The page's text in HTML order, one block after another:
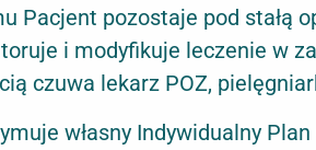
Pacjent pozostaje pod stałą
i modyfikuje leczenie w
czuwa lekarz POZ,
własny Indywidualny